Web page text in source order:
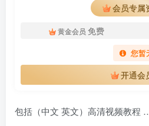
会员专属
黄金会员 免费
您暂
开通会
包括（中文 英文）高清视频